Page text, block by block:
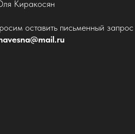
Киракосян
оставить письменный запрос